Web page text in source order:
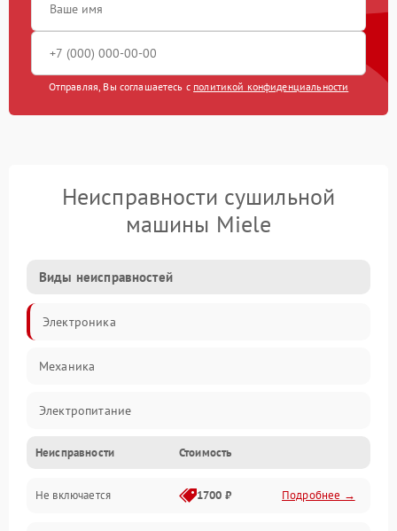
Отправляя, Вы соглашаетесь с политикой конфиденциальности
Неисправности сушильной
машины Miele
Виды неисправностей
Электроника
Механика
Электропитание
Нагрев
Механические повреждения
Неисправности Стоимость
Не включается 1700 ₽ Подробнее →